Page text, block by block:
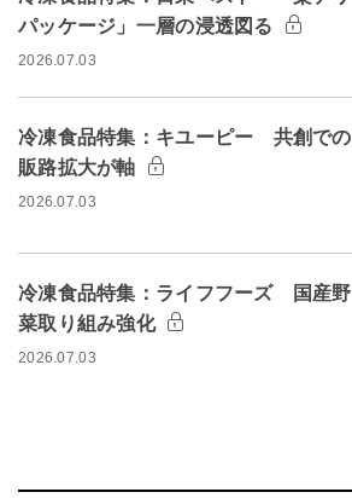
パッケージ」一層の浸透図る
2026.07.03
冷凍食品特集：キユーピー 共創での
販路拡大が軸
2026.07.03
冷凍食品特集：ライフフーズ 国産野
菜取り組み強化
2026.07.03